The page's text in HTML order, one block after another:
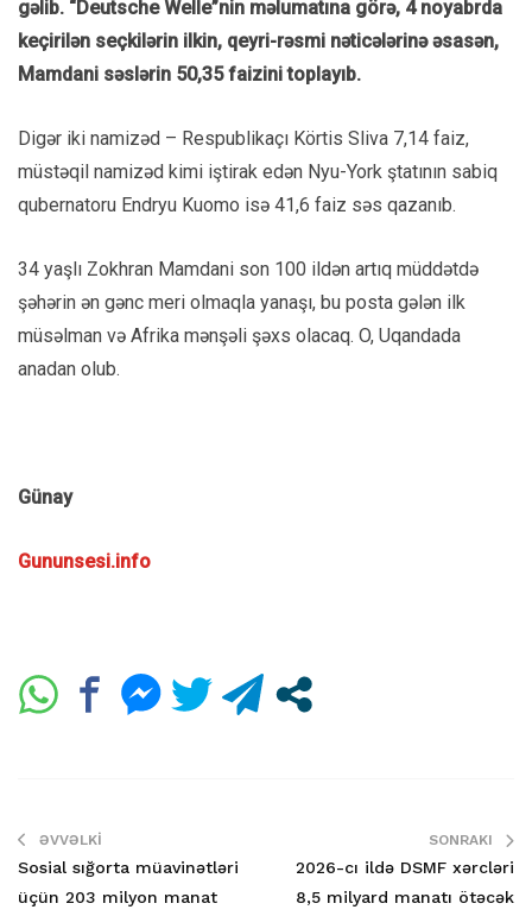
gəlib. “Deutsche Welle”nin məlumatına görə, 4 noyabrda
keçirilən seçkilərin ilkin, qeyri-rəsmi nəticələrinə əsasən,
Mamdani səslərin 50,35 faizini toplayıb.
Digər iki namizəd – Respublikaçı Körtis Sliva 7,14 faiz,
müstəqil namizəd kimi iştirak edən Nyu-York ştatının sabiq
qubernatoru Endryu Kuomo isə 41,6 faiz səs qazanıb.
34 yaşlı Zokhran Mamdani son 100 ildən artıq müddətdə
şəhərin ən gənc meri olmaqla yanaşı, bu posta gələn ilk
müsəlman və Afrika mənşəli şəxs olacaq. O, Uqandada
anadan olub.
Günay
Gununsesi.info
ƏVVƏLKI
Sosial sığorta müavinətləri
üçün 203 milyon manat
SONRAKI
2026-cı ildə DSMF xərcləri
8,5 milyard manatı ötəcək